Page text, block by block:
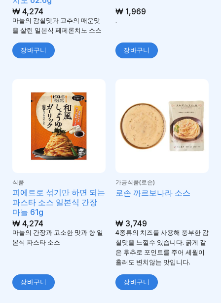
₩4,274
마늘의 감칠맛과 고추의 매운맛
을 살린 일본식 페페론치노 소스
장바구니
₩1,969
.
장바구니
식품
피에트로 섞기만 하면 되는
파스타 소스 일본식 간장
마늘 61g
₩4,274
마늘의 간장과 고소한 맛과 향 일
본식 파스타 소스
장바구니
가공식품(로손)
로손 까르보나라 소스
₩3,749
4종류의 치즈를 사용해 풍부한 감
칠맛을 느낄수 있습니다. 굵게 갈
은 후추로 포인트를 주어 세월이
흘러도 변치않는 맛입니다.
장바구니